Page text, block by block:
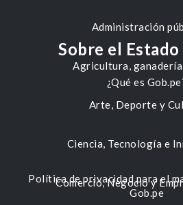
Administración
Agricultura, ganadería
Arte, Deporte y
Ciencia, Tecnología e
Comercio, Negocio y
Sobre el
¿Qué es
Política de privacidad para el
Gob.pe